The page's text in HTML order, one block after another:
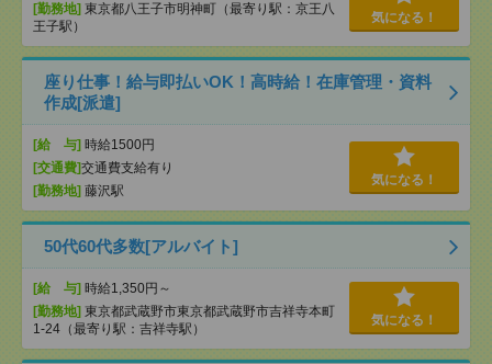
[勤務地] 東京都八王子市明神町（最寄り駅：京王八
王子駅）
気になる！
座り仕事！給与即払いOK！高時給！在庫管理・資料
作成[派遣]
[給 与] 時給1500円
[交通費]交通費支給有り
[勤務地] 藤沢駅
気になる！
50代60代多数[アルバイト]
[給 与] 時給1,350円～
[勤務地] 東京都武蔵野市東京都武蔵野市吉祥寺本町
1-24（最寄り駅：吉祥寺駅）
気になる！